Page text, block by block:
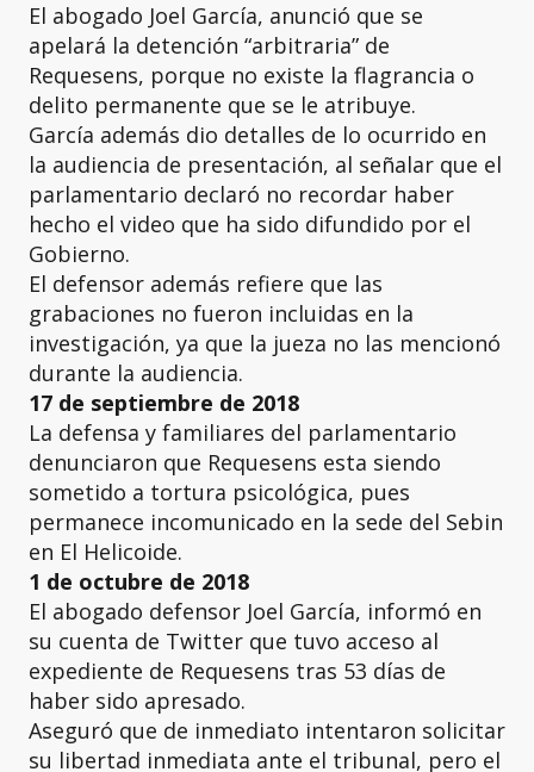
El abogado Joel García, anunció que se
apelará la detención “arbitraria” de
Requesens, porque no existe la flagrancia o
delito permanente que se le atribuye.
García además dio detalles de lo ocurrido en
la audiencia de presentación, al señalar que el
parlamentario declaró no recordar haber
hecho el video que ha sido difundido por el
Gobierno.
El defensor además refiere que las
grabaciones no fueron incluidas en la
investigación, ya que la jueza no las mencionó
durante la audiencia.
17 de septiembre de 2018
La defensa y familiares del parlamentario
denunciaron que Requesens esta siendo
sometido a tortura psicológica, pues
permanece incomunicado en la sede del Sebin
en El Helicoide.
1 de octubre de 2018
El abogado defensor Joel García, informó en
su cuenta de Twitter que tuvo acceso al
expediente de Requesens tras 53 días de
haber sido apresado.
Aseguró que de inmediato intentaron solicitar
su libertad inmediata ante el tribunal, pero el